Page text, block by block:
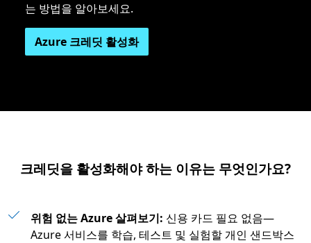
는 방법을 알아보세요.
Azure 크레딧 활성화
크레딧을 활성화해야 하는 이유는 무엇인가요?
위험 없는 Azure 살펴보기: 신용 카드 필요 없음—
Azure 서비스를 학습, 테스트 및 실험할 개인 샌드박스